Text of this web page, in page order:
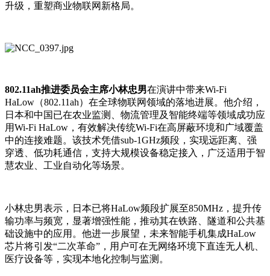
升级，重塑商业物联网新格局。
802.11ah推进委员会主席小林忠男在演讲中带来Wi-Fi
HaLow（802.11ah）在全球物联网领域的落地进展。他介绍，
日本和中国已在农业监测、物流管理及智能终端等领域成功应
用Wi-Fi HaLow，有效解决传统Wi-Fi在高屏蔽环境和广域覆盖
中的连接难题。该技术凭借sub-1GHz频段，实现远距离、强
穿透、低功耗通信，支持大规模设备稳定接入，广泛适用于智
慧农业、工业自动化等场景。
小林忠男表示，日本已将HaLow频段扩展至850MHz，提升传
输功率与频宽，显著增强性能，推动其在铁路、隧道和公共基
础设施中的应用。他进一步展望，未来智能手机集成HaLow
芯片将引发“二次革命”，用户可在无网络环境下直连无人机、
医疗设备等，实现本地化控制与监测。